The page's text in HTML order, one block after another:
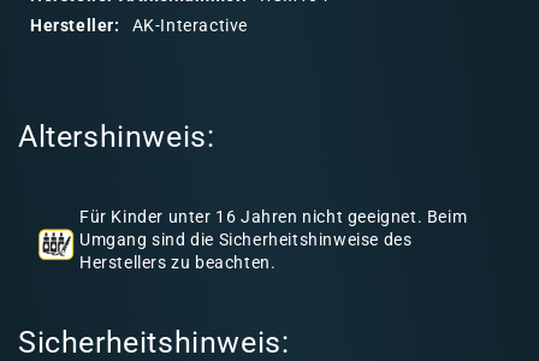
n
Hersteller:
AK-Interactive
Altershinweis:
Für Kinder unter 16 Jahren nicht geeignet. Beim
Umgang sind die Sicherheitshinweise des
Herstellers zu beachten.
Sicherheitshinweis: